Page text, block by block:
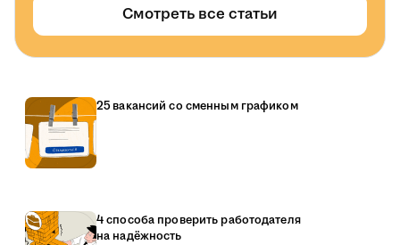
Смотреть все статьи
25 вакансий со сменным графиком
4 способа проверить работодателя
на надёжность